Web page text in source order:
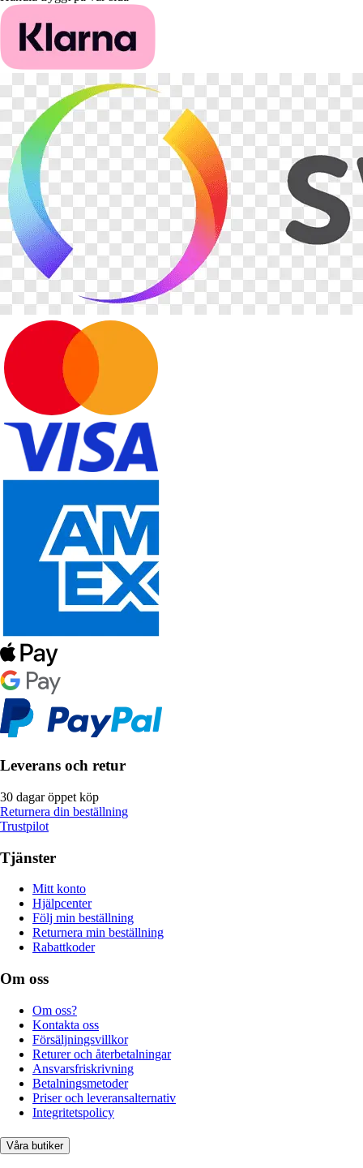
Leverans och retur
30 dagar öppet köp
Returnera din beställning
Trustpilot
Tjänster
Mitt konto
Hjälpcenter
Följ min beställning
Returnera min beställning
Rabattkoder
Om oss
Om oss?
Kontakta oss
Försäljningsvillkor
Returer och återbetalningar
Ansvarsfriskrivning
Betalningsmetoder
Priser och leveransalternativ
Integritetspolicy
Våra butiker